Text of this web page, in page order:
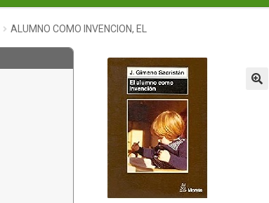
ALUMNO COMO INVENCION, EL